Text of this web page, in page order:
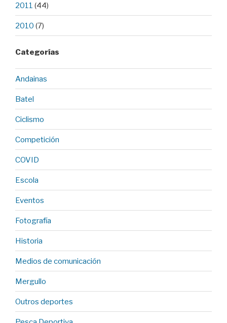
2011 (44)
2010 (7)
Categorías
Andainas
Batel
Ciclismo
Competición
COVID
Escola
Eventos
Fotografía
Historia
Medios de comunicación
Mergullo
Outros deportes